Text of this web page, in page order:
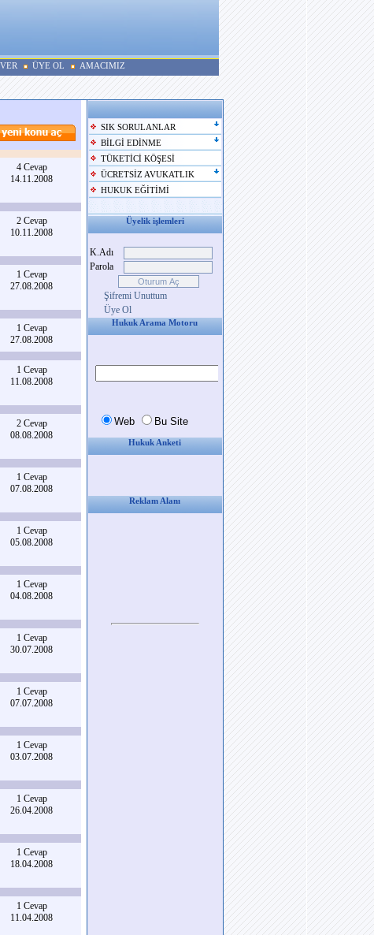
ÜYE OL AMACIMIZ
4 Cevap
14.11.2008
2 Cevap
10.11.2008
1 Cevap
27.08.2008
1 Cevap
27.08.2008
1 Cevap
11.08.2008
2 Cevap
08.08.2008
1 Cevap
07.08.2008
1 Cevap
05.08.2008
1 Cevap
04.08.2008
1 Cevap
30.07.2008
1 Cevap
07.07.2008
1 Cevap
03.07.2008
1 Cevap
26.04.2008
1 Cevap
18.04.2008
1 Cevap
11.04.2008
SIK SORULANLAR
BİLGİ EDİNME
TÜKETİCİ KÖŞESİ
ÜCRETSİZ AVUKATLIK
HUKUK EĞİTİMİ
Üyelik işlemleri
K.Adı
Parola
Şifremi Unuttum
Üye Ol
Hukuk Arama Motoru
Hukuk Anketi
Reklam Alanı